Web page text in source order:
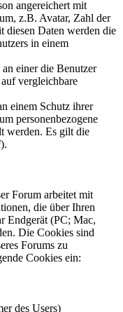
angereichert mit
z.B. Avatar, Zahl der
diesen Daten werden die
in einem
einer die Benutzer
vergleichbare
einem Schutz ihrer
personenbezogene
werden. Es gilt die
Forum arbeitet mit
die über Ihren
Endgerät (PC; Mac,
Die Cookies sind
Forums zu
Cookies ein:
des Users)